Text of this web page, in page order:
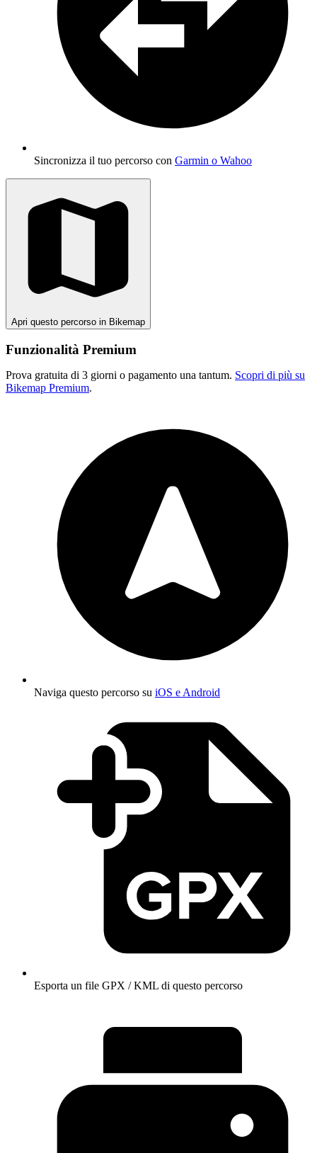
Sincronizza il tuo percorso con Garmin o Wahoo
Apri questo percorso in Bikemap
Funzionalità Premium
Prova gratuita di 3 giorni o pagamento una tantum. Scopri di più su
Bikemap Premium.
Naviga questo percorso su iOS e Android
Esporta un file GPX / KML di questo percorso